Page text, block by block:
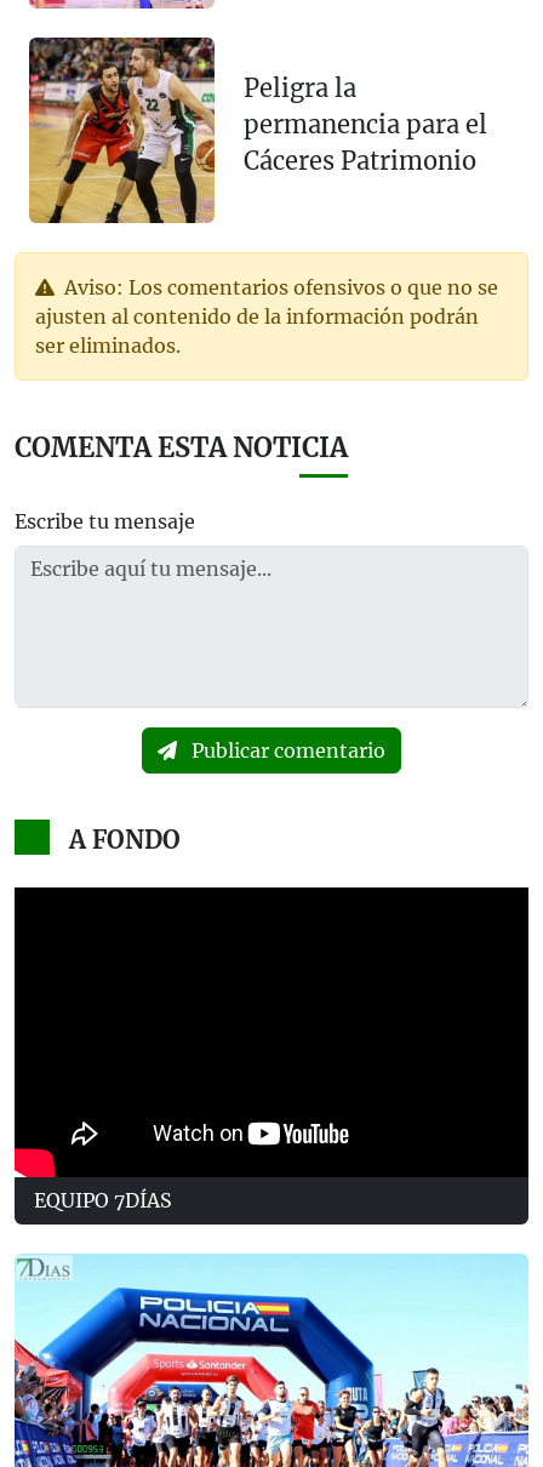
Peligra la
permanencia para el
Cáceres Patrimonio
Aviso: Los comentarios ofensivos o que no se
ajusten al contenido de la información podrán
ser eliminados.
COMENTA ESTA NOTICIA
Escribe tu mensaje
Publicar comentario
A FONDO
EQUIPO 7DÍAS